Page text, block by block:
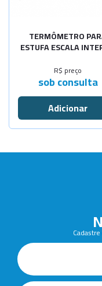
TERMÔMETRO
ESTUFA ESCALA
R$ preço
sob consulta